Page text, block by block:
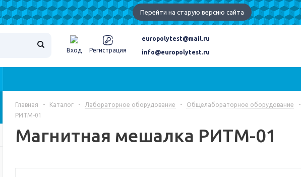
Перейти на старую версию сайта
Вход Регистрация
europolytest@mail.ru
info@europolytest.ru
Главная - Каталог - Лабораторное оборудование - Общелабораторное оборудование -
РИТМ-01
Магнитная мешалка РИТМ-01